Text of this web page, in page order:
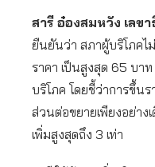
สารี อ๋องสมหวัง เลข
ยืนยันว่า สภาผู้บริโภคไ
ราคา เป็นสูงสุด 65 บา
บริโภค โดยชี้ว่าการขึ้น
ส่วนต่อขยายเพียงอย่าง
เพิ่มสูงสุดถึง 3 เท่า